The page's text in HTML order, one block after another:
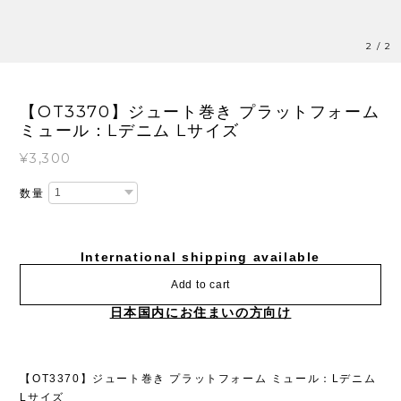
2 /2
【OT3370】ジュート巻き プラットフォーム
ミュール：Lデニム Lサイズ
¥3,300
数量
International shipping available
Add to cart
日本国内にお住まいの方向け
【OT3370】ジュート巻き プラットフォーム ミュール：Lデニム
Lサイズ